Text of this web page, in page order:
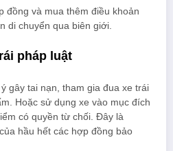
đồng và mua thêm điều khoản
di chuyển qua biên giới.
pháp luật
gây tai nạn, tham gia đua xe trái
Hoặc sử dụng xe vào mục đích
có quyền từ chối. Đây là
hầu hết các hợp đồng bảo